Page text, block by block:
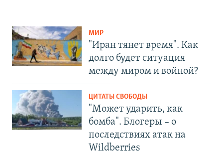
МИР
"Иран тянет время". Как
долго будет ситуация
между миром и войной?
ЦИТАТЫ СВОБОДЫ
"Может ударить, как
бомба". Блогеры – о
последствиях атак на
Wildberries